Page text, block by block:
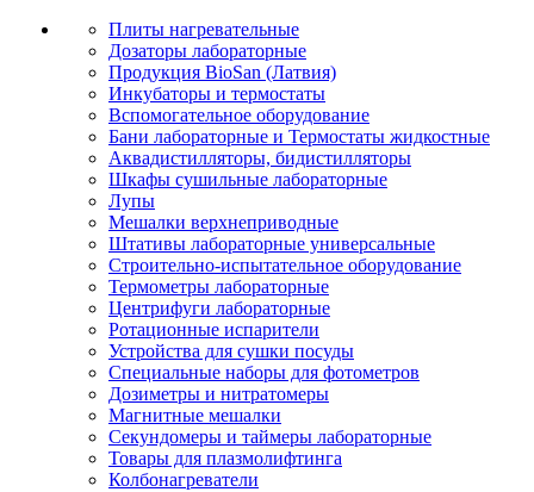
Плиты нагревательные
Дозаторы лабораторные
Продукция BioSan (Латвия)
Инкубаторы и термостаты
Вспомогательное оборудование
Бани лабораторные и Термостаты жидкостные
Аквадистилляторы, бидистилляторы
Шкафы сушильные лабораторные
Лупы
Мешалки верхнеприводные
Штативы лабораторные универсальные
Строительно-испытательное оборудование
Термометры лабораторные
Центрифуги лабораторные
Ротационные испарители
Устройства для сушки посуды
Специальные наборы для фотометров
Дозиметры и нитратомеры
Магнитные мешалки
Секундомеры и таймеры лабораторные
Товары для плазмолифтинга
Колбонагреватели